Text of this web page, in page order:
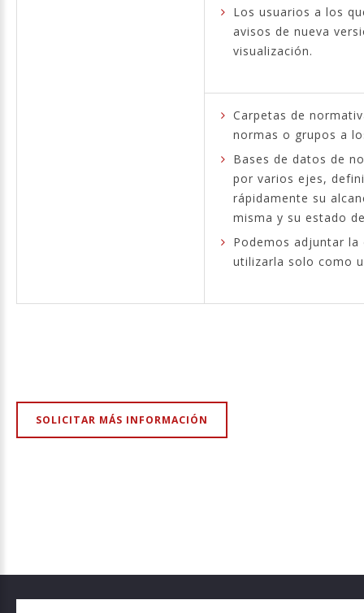
Los usuarios a los
avisos de nueva
visualización.
Carpetas de
normas o grupos a
Bases de datos de
por varios ejes,
rápidamente su
misma y su estado
Podemos adjuntar
utilizarla solo como
SOLICITAR MÁS INFORMACIÓN